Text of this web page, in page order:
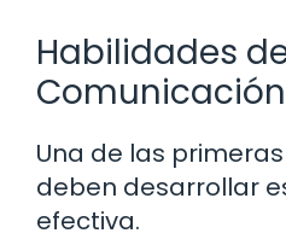
Habilidades
Comunicación
Una de las
deben desarrollar
efectiva.